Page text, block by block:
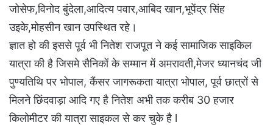
जोसेफ,विनोद बुंदेला,आदित्य पवार,आबिद खान,भूपेंद्र सिंह
उइके,मोहसीन खान उपस्थित रहे।
ज्ञात हो की इससे पूर्व भी नितेश राजपूत ने कई सामाजिक साइकिल
यात्रा की है जिसमे सैनिकों के सम्मान में अमरावती,मेजर ध्यानचंद जी
पुण्यतिथि पर भोपाल, कैंसर जागरूकता यात्रा भोपाल, पूर्व छात्रों से
मिलने छिंदवाड़ा आदि गए है नितेश अभी तक करीब 30 हजार
किलोमीटर की यात्रा साइकल से कर चुके है l